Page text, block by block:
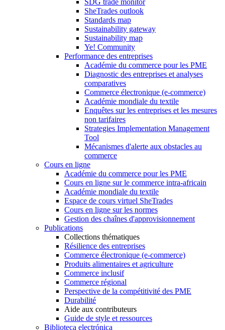
SDG trade monitor
SheTrades outlook
Standards map
Sustainability gateway
Sustainability map
Ye! Community
Performance des entreprises
Académie du commerce pour les PME
Diagnostic des entreprises et analyses
comparatives
Commerce électronique (e-commerce)
Académie mondiale du textile
Enquêtes sur les entreprises et les mesures
non tarifaires
Strategies Implementation Management
Tool
Mécanismes d'alerte aux obstacles au
commerce
Cours en ligne
Académie du commerce pour les PME
Cours en ligne sur le commerce intra-africain
Académie mondiale du textile
Espace de cours virtuel SheTrades
Cours en ligne sur les normes
Gestion des chaînes d'approvisionnement
Publications
Collections thématiques
Résilience des entreprises
Commerce électronique (e-commerce)
Produits alimentaires et agriculture
Commerce inclusif
Commerce régional
Perspective de la compétitivité des PME
Durabilité
Aide aux contributeurs
Guide de style et ressources
Biblioteca electrónica